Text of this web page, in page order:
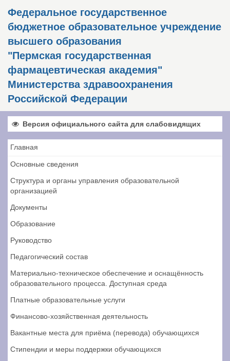
Федеральное государственное
бюджетное образовательное учреждение
высшего образования
"Пермская государственная
фармацевтическая академия"
Министерства здравоохранения
Российской Федерации
Версия официального сайта для слабовидящих
Главная
Основные сведения
Структура и органы управления образовательной
организацией
Документы
Образование
Руководство
Педагогический состав
Материально-техническое обеспечение и оснащённость
образовательного процесса. Доступная среда
Платные образовательные услуги
Финансово-хозяйственная деятельность
Вакантные места для приёма (перевода) обучающихся
Стипендии и меры поддержки обучающихся